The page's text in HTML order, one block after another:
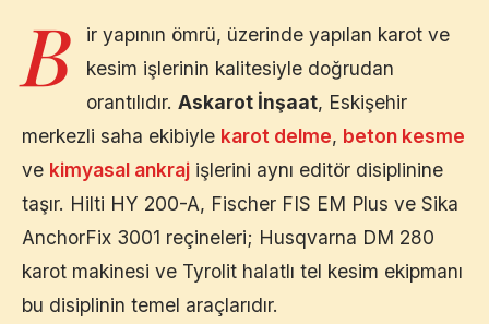
B
ir yapının ömrü, üzerinde yapılan karot ve
kesim işlerinin kalitesiyle doğrudan
orantılıdır. Askarot İnşaat, Eskişehir
merkezli saha ekibiyle karot delme, beton kesme
ve kimyasal ankraj işlerini aynı editör disiplinine
taşır. Hilti HY 200-A, Fischer FIS EM Plus ve Sika
AnchorFix 3001 reçineleri; Husqvarna DM 280
karot makinesi ve Tyrolit halatlı tel kesim ekipmanı
bu disiplinin temel araçlarıdır.